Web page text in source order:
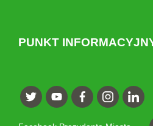
PUNKT